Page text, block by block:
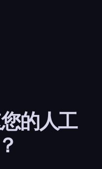
的人工